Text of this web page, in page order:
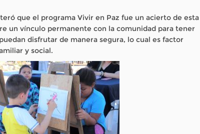
que el programa Vivir en Paz fue un acierto de esta
un vínculo permanente con la comunidad para tener
disfrutar de manera segura, lo cual es factor
y social.